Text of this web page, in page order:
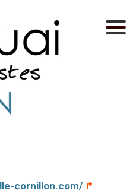
cornillon.com/